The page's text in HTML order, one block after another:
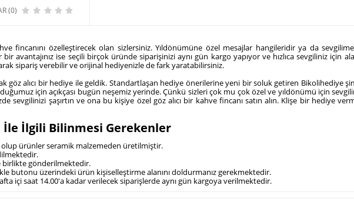
(0)
fincanını özelleştirecek olan sizlersiniz. Yıldönümüne özel mesajlar hangileridir ya da
avantajınız ise seçili birçok üründe siparişinizi aynı gün kargo yapıyor ve hızlıca sevgiliniz için
sipariş verebilir ve orijinal hediyenizle de fark yaratabilirsiniz.
göz alıcı bir hediye ile geldik. Standartlaşan hediye önerilerine yeni bir soluk getiren Bikolihediye
için açıkçası bugün neşemiz yerinde. Çünkü sizleri çok mu çok özel ve yıldönümü için
sevgilinizi şaşırtın ve ona bu kişiye özel göz alıcı bir kahve fincanı satın alın. Klişe bir hediye
İle İlgili Bilinmesi Gerekenler
olup ürünler seramik malzemeden üretilmiştir.
birlikte gönderilmektedir.
butonu üzerindeki ürün kişiselleştirme alanını doldurmanız gerekmektedir.
içi saat 14.00'a kadar verilecek siparişlerde aynı gün kargoya verilmektedir.